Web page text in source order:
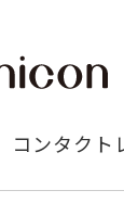
コンタクト